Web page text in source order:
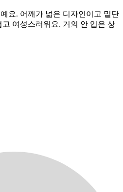
요. 어깨가 넓은 디자인이고 밑단
여성스러워요. 거의 안 입은 상